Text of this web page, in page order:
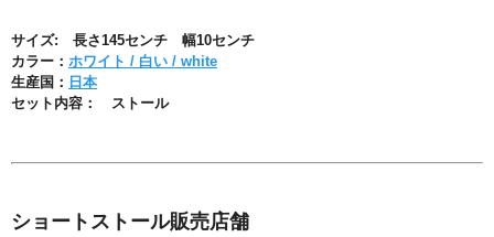
サイズ: 長さ145センチ 幅10センチ
カラー： ホワイト / 白い / white
生産国： 日本
セット内容： ストール
ショートストール販売店舗